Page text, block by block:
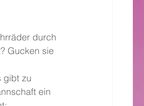
durch
Gucken sie
gibt zu
ein